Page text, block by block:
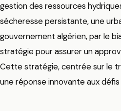
gestion des ressources
sécheresse persistante, une
gouvernement algérien, par le
stratégie pour assurer un
Cette stratégie, centrée sur le
une réponse innovante aux